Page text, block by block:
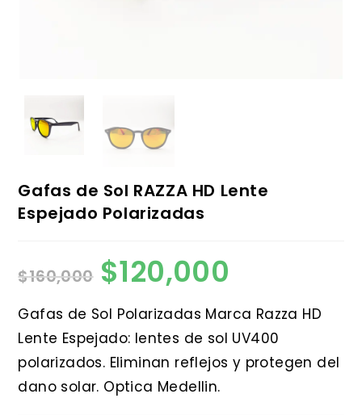
Gafas de Sol RAZZA HD Lente
Espejado Polarizadas
$160,000
El
precio
original
$160,000.
$120,000
$120,000.
Gafas de Sol Polarizadas Marca Razza HD
Lente Espejado: lentes de sol UV400
polarizados. Eliminan reflejos y protegen del
dano solar. Optica Medellin.